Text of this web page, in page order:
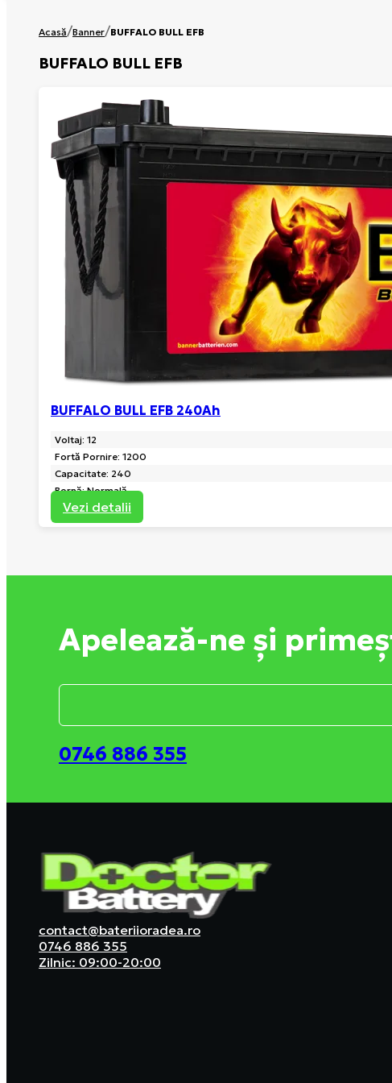
Acasă/Banner/BUFFALO BULL EFB
BUFFALO BULL EFB
BUFFALO BULL EFB 240Ah
Voltaj: 12
Fortă Pornire: 1200
Capacitate: 240
Bornă: Normală
Vezi detalii
Apelează-ne și
0746 886 355
contact@bateriioradea.ro
0746 886 355
Zilnic: 09:00-20:00